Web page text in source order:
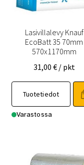
Lasivillalevy Knauf
EcoBatt 35 70mm
570x1170mm
31,00 € / pkt
Tuotetiedot
Varastossa